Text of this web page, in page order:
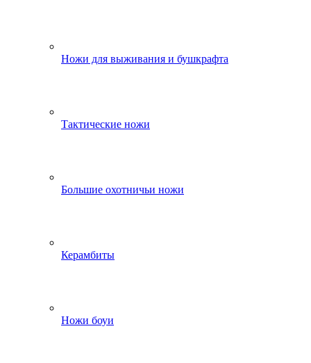
Ножи для выживания и бушкрафта
Тактические ножи
Большие охотничьи ножи
Керамбиты
Ножи боуи